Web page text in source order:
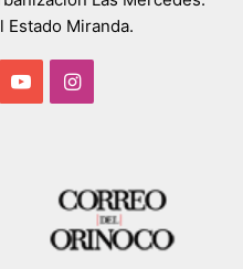
Estado Miranda.
YouTubeInstagram